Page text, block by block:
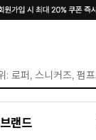
브랜드